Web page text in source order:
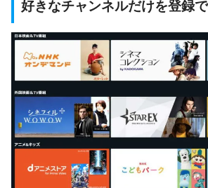
好きなチャンネルだけを登録